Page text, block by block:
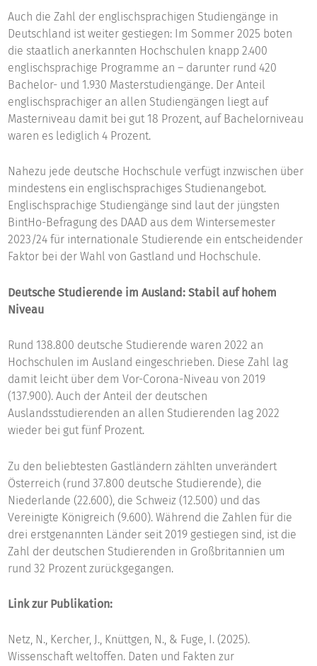
Auch die Zahl der englischsprachigen Studiengänge in
Deutschland ist weiter gestiegen: Im Sommer 2025 boten
die staatlich anerkannten Hochschulen knapp 2.400
englischsprachige Programme an – darunter rund 420
Bachelor- und 1.930 Masterstudiengänge. Der Anteil
englischsprachiger an allen Studiengängen liegt auf
Masterniveau damit bei gut 18 Prozent, auf Bachelorniveau
waren es lediglich 4 Prozent.
Nahezu jede deutsche Hochschule verfügt inzwischen über
mindestens ein englischsprachiges Studienangebot.
Englischsprachige Studiengänge sind laut der jüngsten
BintHo-Befragung des DAAD aus dem Wintersemester
2023/24 für internationale Studierende ein entscheidender
Faktor bei der Wahl von Gastland und Hochschule.
Deutsche Studierende im Ausland: Stabil auf hohem
Niveau
Rund 138.800 deutsche Studierende waren 2022 an
Hochschulen im Ausland eingeschrieben. Diese Zahl lag
damit leicht über dem Vor-Corona-Niveau von 2019
(137.900). Auch der Anteil der deutschen
Auslandsstudierenden an allen Studierenden lag 2022
wieder bei gut fünf Prozent.
Zu den beliebtesten Gastländern zählten unverändert
Österreich (rund 37.800 deutsche Studierende), die
Niederlande (22.600), die Schweiz (12.500) und das
Vereinigte Königreich (9.600). Während die Zahlen für die
drei erstgenannten Länder seit 2019 gestiegen sind, ist die
Zahl der deutschen Studierenden in Großbritannien um
rund 32 Prozent zurückgegangen.
Link zur Publikation:
Netz, N., Kercher, J., Knüttgen, N., & Fuge, I. (2025).
Wissenschaft weltoffen. Daten und Fakten zur